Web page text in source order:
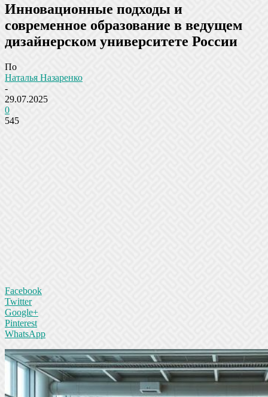
Инновационные подходы и
современное образование в ведущем
дизайнерском университете России
По
Наталья Назаренко
-
29.07.2025
0
545
Facebook
Twitter
Google+
Pinterest
WhatsApp